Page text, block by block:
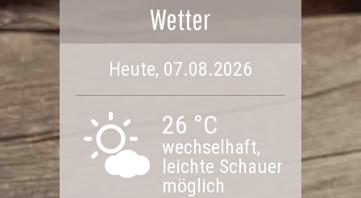
Wetter
Heute, 07.08.2026
26 °C
wechselhaft,
leichte Schauer
möglich